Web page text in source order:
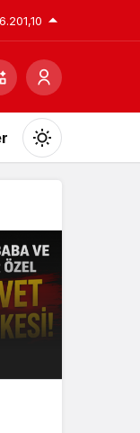
6.201,10
Mod
değiştir